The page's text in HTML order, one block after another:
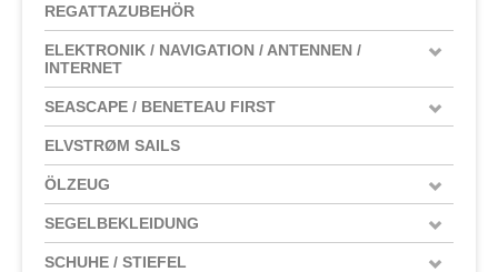
REGATTAZUBEHÖR
ELEKTRONIK / NAVIGATION / ANTENNEN /
INTERNET
SEASCAPE / BENETEAU FIRST
ELVSTRØM SAILS
ÖLZEUG
SEGELBEKLEIDUNG
SCHUHE / STIEFEL